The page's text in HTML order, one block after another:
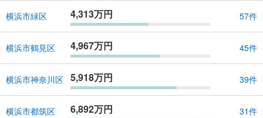
横浜市緑区 4,313万円 57件
横浜市鶴見区 4,967万円 45件
横浜市神奈川区 5,918万円 39件
横浜市都筑区 6,892万円 31件